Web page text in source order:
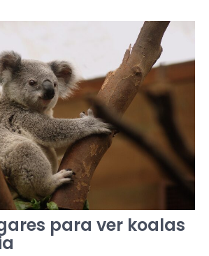
para ver koalas